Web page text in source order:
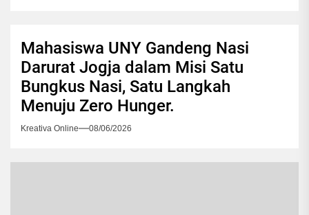
Mahasiswa UNY Gandeng Nasi
Darurat Jogja dalam Misi Satu
Bungkus Nasi, Satu Langkah
Menuju Zero Hunger.
Kreativa Online 08/06/2026